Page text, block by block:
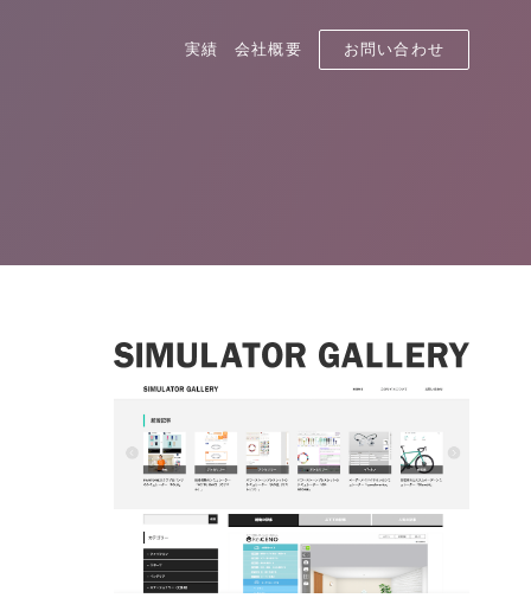
実績 会社概要 お問い合わせ